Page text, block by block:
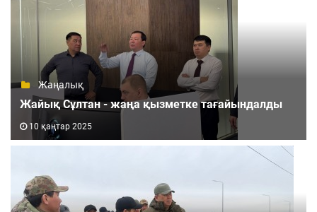
Жаңалық
Жайық Сұлтан - жаңа қызметке тағайындалды
10 қаңтар 2025